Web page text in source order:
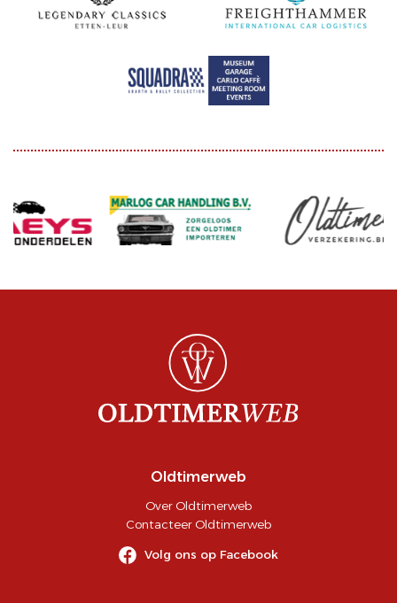
Oldtimerweb
Over Oldtimerweb
Contacteer Oldtimerweb
Volg ons op Facebook